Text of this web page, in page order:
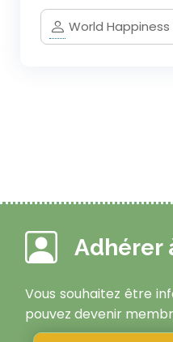
World Happiness
Adhérer
Vous souhaitez être
pouvez devenir